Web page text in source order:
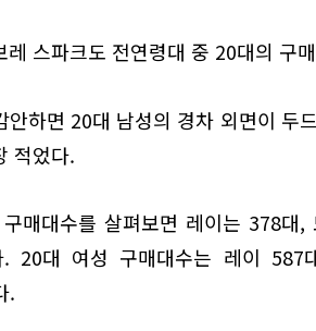
레 스파크도 전연령대 중 20대의 구
안하면 20대 남성의 경차 외면이 두
적었다.
매대수를 살펴보면 레이는 378대
. 20대 여성 구매대수는 레이
.